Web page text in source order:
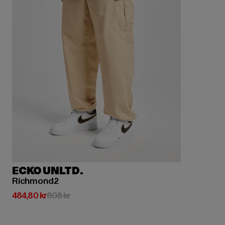
ECKO UNLTD.
Richmond2
484,80 kr
Nuvarande pris: 484,80 kr
808 krKampanjpris: 808 kr